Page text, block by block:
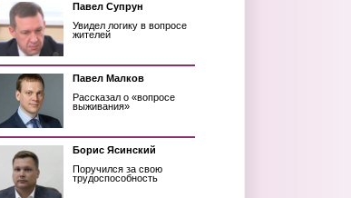
Павел Супрун
Увидел логику в вопросе
жителей
Павел Малков
Рассказал о «вопросе
выживания»
Борис Ясинский
Поручился за свою
трудоспособность